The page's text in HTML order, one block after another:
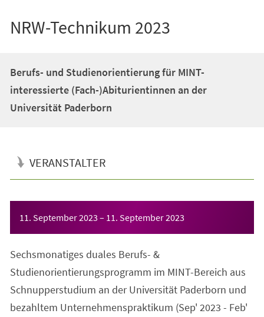
NRW-Technikum 2023
Berufs- und Studienorientierung für MINT-
interessierte (Fach-)Abiturientinnen an der
Universität Paderborn
VERANSTALTER
11. September 2023 – 11. September 2023
Sechsmonatiges duales Berufs- &
Studienorientierungsprogramm im MINT-Bereich aus
Schnupperstudium an der Universität Paderborn und
bezahltem Unternehmenspraktikum (Sep' 2023 - Feb'